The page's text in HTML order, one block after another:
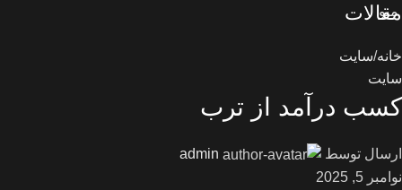
منو
مقالات
خانه سایت
سایت
کسب درآمد از ترب
ارسال توسط
admin
نوامبر 5, 2025